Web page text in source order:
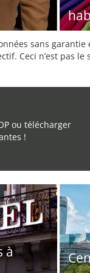
sans
Ceci n’est pas
ou télécharger
!
à